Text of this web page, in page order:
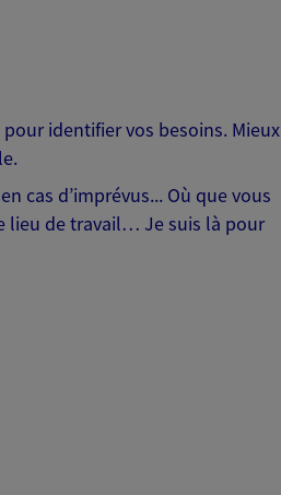
identifier vos besoins. Mieux
cas d’imprévus... Où que vous
lieu de travail… Je suis là pour